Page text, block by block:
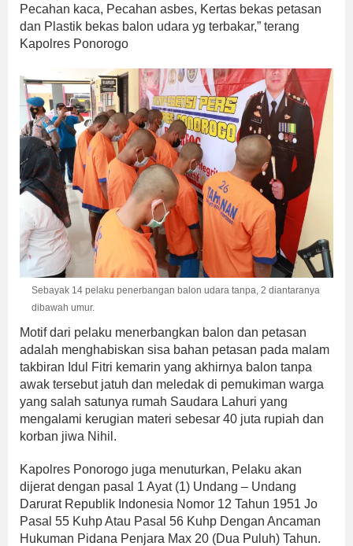
Pecahan kaca, Pecahan asbes, Kertas bekas petasan
dan Plastik bekas balon udara yg terbakar,” terang
Kapolres Ponorogo
Sebayak 14 pelaku penerbangan balon udara tanpa, 2 diantaranya
dibawah umur.
Motif dari pelaku menerbangkan balon dan petasan
adalah menghabiskan sisa bahan petasan pada malam
takbiran Idul Fitri kemarin yang akhirnya balon tanpa
awak tersebut jatuh dan meledak di pemukiman warga
yang salah satunya rumah Saudara Lahuri yang
mengalami kerugian materi sebesar 40 juta rupiah dan
korban jiwa Nihil.
Kapolres Ponorogo juga menuturkan, Pelaku akan
dijerat dengan pasal 1 Ayat (1) Undang – Undang
Darurat Republik Indonesia Nomor 12 Tahun 1951 Jo
Pasal 55 Kuhp Atau Pasal 56 Kuhp Dengan Ancaman
Hukuman Pidana Penjara Max 20 (Dua Puluh) Tahun.